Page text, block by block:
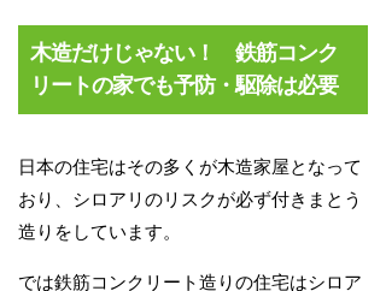
木造だけじゃない！ 鉄筋コンク
リートの家でも予防・駆除は必要
日本の住宅はその多くが木造家屋となって
おり、シロアリのリスクが必ず付きまとう
造りをしています。
では鉄筋コンクリート造りの住宅はシロア